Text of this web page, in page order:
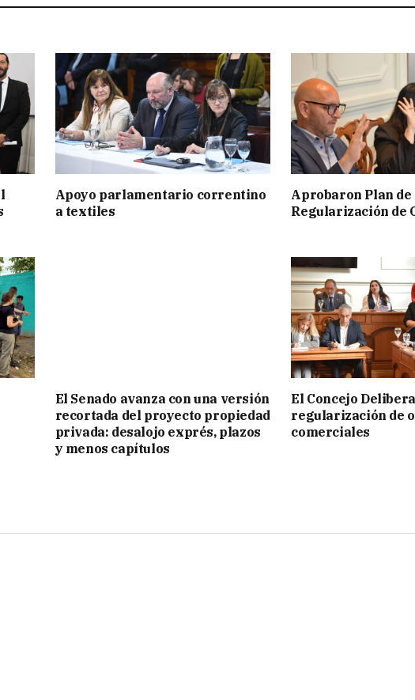
Apoyo parlamentario correntino
a textiles
Aprobaron Plan de
Regularización de
El Senado avanza con una versión
recortada del proyecto propiedad
privada: desalojo exprés, plazos
y menos capítulos
El Concejo
regularización de
comerciales